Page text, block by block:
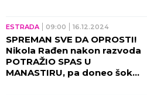
ESTRADA 09:00 16.12.2024
SPREMAN SVE DA OPROSTI!
Nikola Rađen nakon razvoda
POTRAŽIO SPAS U
MANASTIRU, pa doneo šok